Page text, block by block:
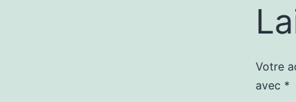
Votre
avec *